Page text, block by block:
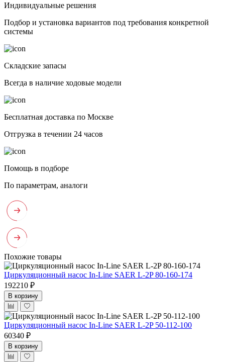
Индивидуальные решения
Подбор и установка вариантов под требования конкретной
системы
Складские запасы
Всегда в наличие ходовые модели
Бесплатная доставка по Москве
Отгрузка в течении 24 часов
Помощь в подборе
По параметрам, аналоги
Похожие товары
Циркуляционный насос In-Line SAER L-2P 80-160-174
192210 ₽
В корзину
Циркуляционный насос In-Line SAER L-2P 50-112-100
60340 ₽
В корзину